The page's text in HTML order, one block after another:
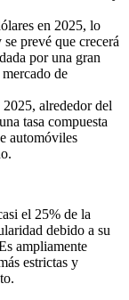
en 2025, lo
prevé que crecerá
por una gran
de
alrededor del
tasa compuesta
automóviles
el 25% de la
debido a su
ampliamente
estrictas y